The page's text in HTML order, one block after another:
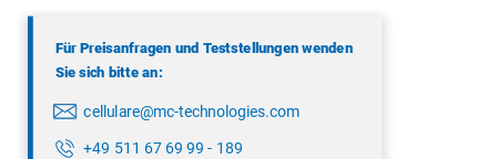
Für Preisanfragen und Teststellungen wenden
Sie sich bitte an:
cellulare@mc-technologies.com
+49 511 67 69 99 - 189